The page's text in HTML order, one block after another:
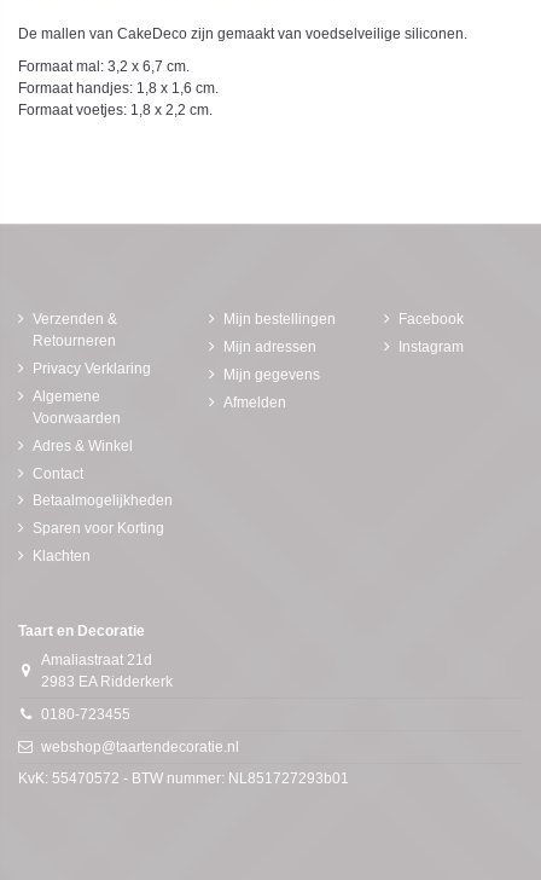
De mallen van CakeDeco zijn gemaakt van voedselveilige siliconen.
Formaat mal: 3,2 x 6,7 cm.
Formaat handjes: 1,8 x 1,6 cm.
Formaat voetjes: 1,8 x 2,2 cm.
Verzenden &
Retourneren
Privacy Verklaring
Algemene
Voorwaarden
Adres & Winkel
Contact
Betaalmogelijkheden
Sparen voor Korting
Klachten
Mijn bestellingen
Mijn adressen
Mijn gegevens
Afmelden
Facebook
Instagram
Taart en Decoratie
Amaliastraat 21d
2983 EA Ridderkerk
0180-723455
webshop@taartendecoratie.nl
KvK: 55470572 - BTW nummer: NL851727293b01